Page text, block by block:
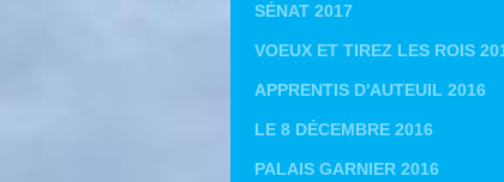
SÉNAT 2017
VOEUX ET TIREZ LES ROIS
APPRENTIS D'AUTEUIL 2016
LE 8 DÉCEMBRE 2016
PALAIS GARNIER 2016